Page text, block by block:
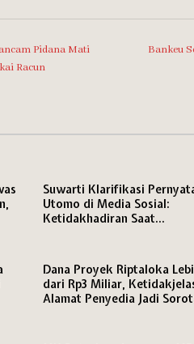
Pidana Mati
Racun
Bankeu
Suwarti Klarifikasi
Utomo di Media Sosial:
Ketidakhadiran Saat
Dana Proyek Riptaloka
dari Rp3 Miliar,
Alamat Penyedia Jadi